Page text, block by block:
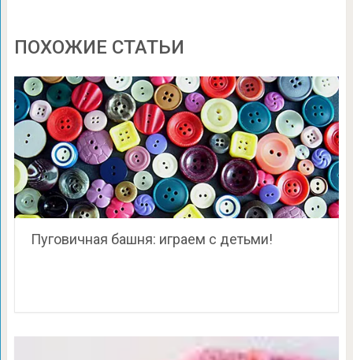
ПОХОЖИЕ СТАТЬИ
Пуговичная башня: играем с детьми!